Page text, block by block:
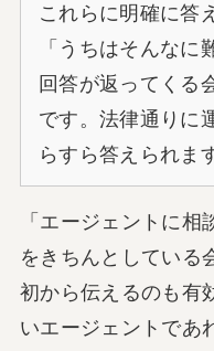
これらに明確に答
「うちはそんなに
回答が返ってくる
です。法律通りに
らすら答えられま
「エージェントに
をきちんとしている
初から伝えるのも有
いエージェントであ